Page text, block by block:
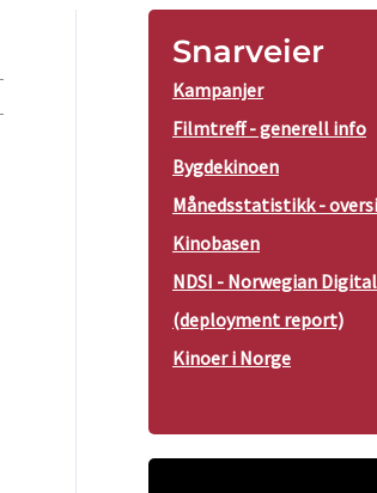
Snarveier
Kampanjer
Filmtreff - generell info
Bygdekinoen
Månedsstatistikk -
Kinobasen
NDSI - Norwegian
(deployment report)
Kinoer i Norge